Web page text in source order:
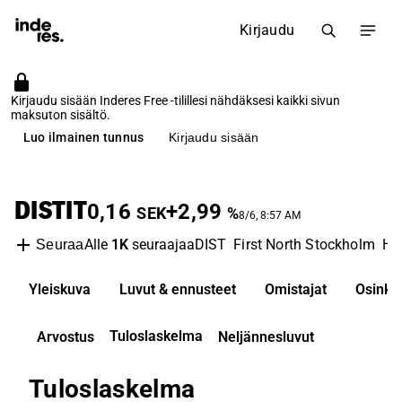
Kirjaudu
Kirjaudu sisään Inderes Free -tilillesi nähdäksesi kaikki sivun
maksuton sisältö.
Luo ilmainen tunnus
Kirjaudu sisään
DISTIT0,16 SEK+2,99 %8/6, 8:57 AM
SeuraaAlle 1KseuraajaaDIST First North Stockholm
Yleiskuva Luvut & ennusteet Omistajat Osinko
Arvostus Tuloslaskelma Neljännesluvut
Tuloslaskelma